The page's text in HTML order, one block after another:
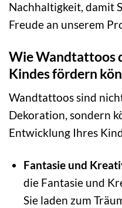
Nachhaltigkeit, damit
Freude an unserem
Wie Wandtattoos
Kindes fördern
Wandtattoos sind
Dekoration, sondern
Entwicklung Ihres
Fantasie und
die Fantasie und
Sie laden zum